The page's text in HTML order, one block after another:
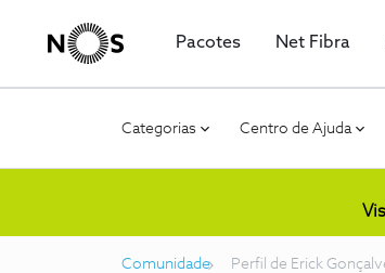
Pacotes Net Fibra
Categorias Centro de Ajuda
Comunidade Perfil de Erick